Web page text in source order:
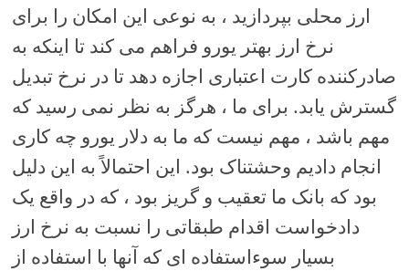
ارز محلی بپردازید ، به نوعی این امکان را برای
نرخ ارز بهتر یورو فراهم می کند تا اینکه به
صادرکننده کارت اعتباری اجازه دهد تا در نرخ تبدیل
گسترش یابد. برای ما ، هرگز به نظر نمی رسید که
مهم باشد ، مهم نیست که ما به دلار یورو چه کاری
انجام دادیم وحشتناک بود. این احتمالاً به این دلیل
بود که بانک ما تعقیب و گریز بود ، که در واقع یک
دادخواست اقدام طبقاتی را نسبت به نرخ ارز
بسیار سوءاستفاده ای که آنها با استفاده از